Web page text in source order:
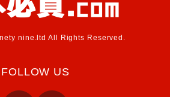
nine.ltd All Rights Reserved.
FOLLOW US